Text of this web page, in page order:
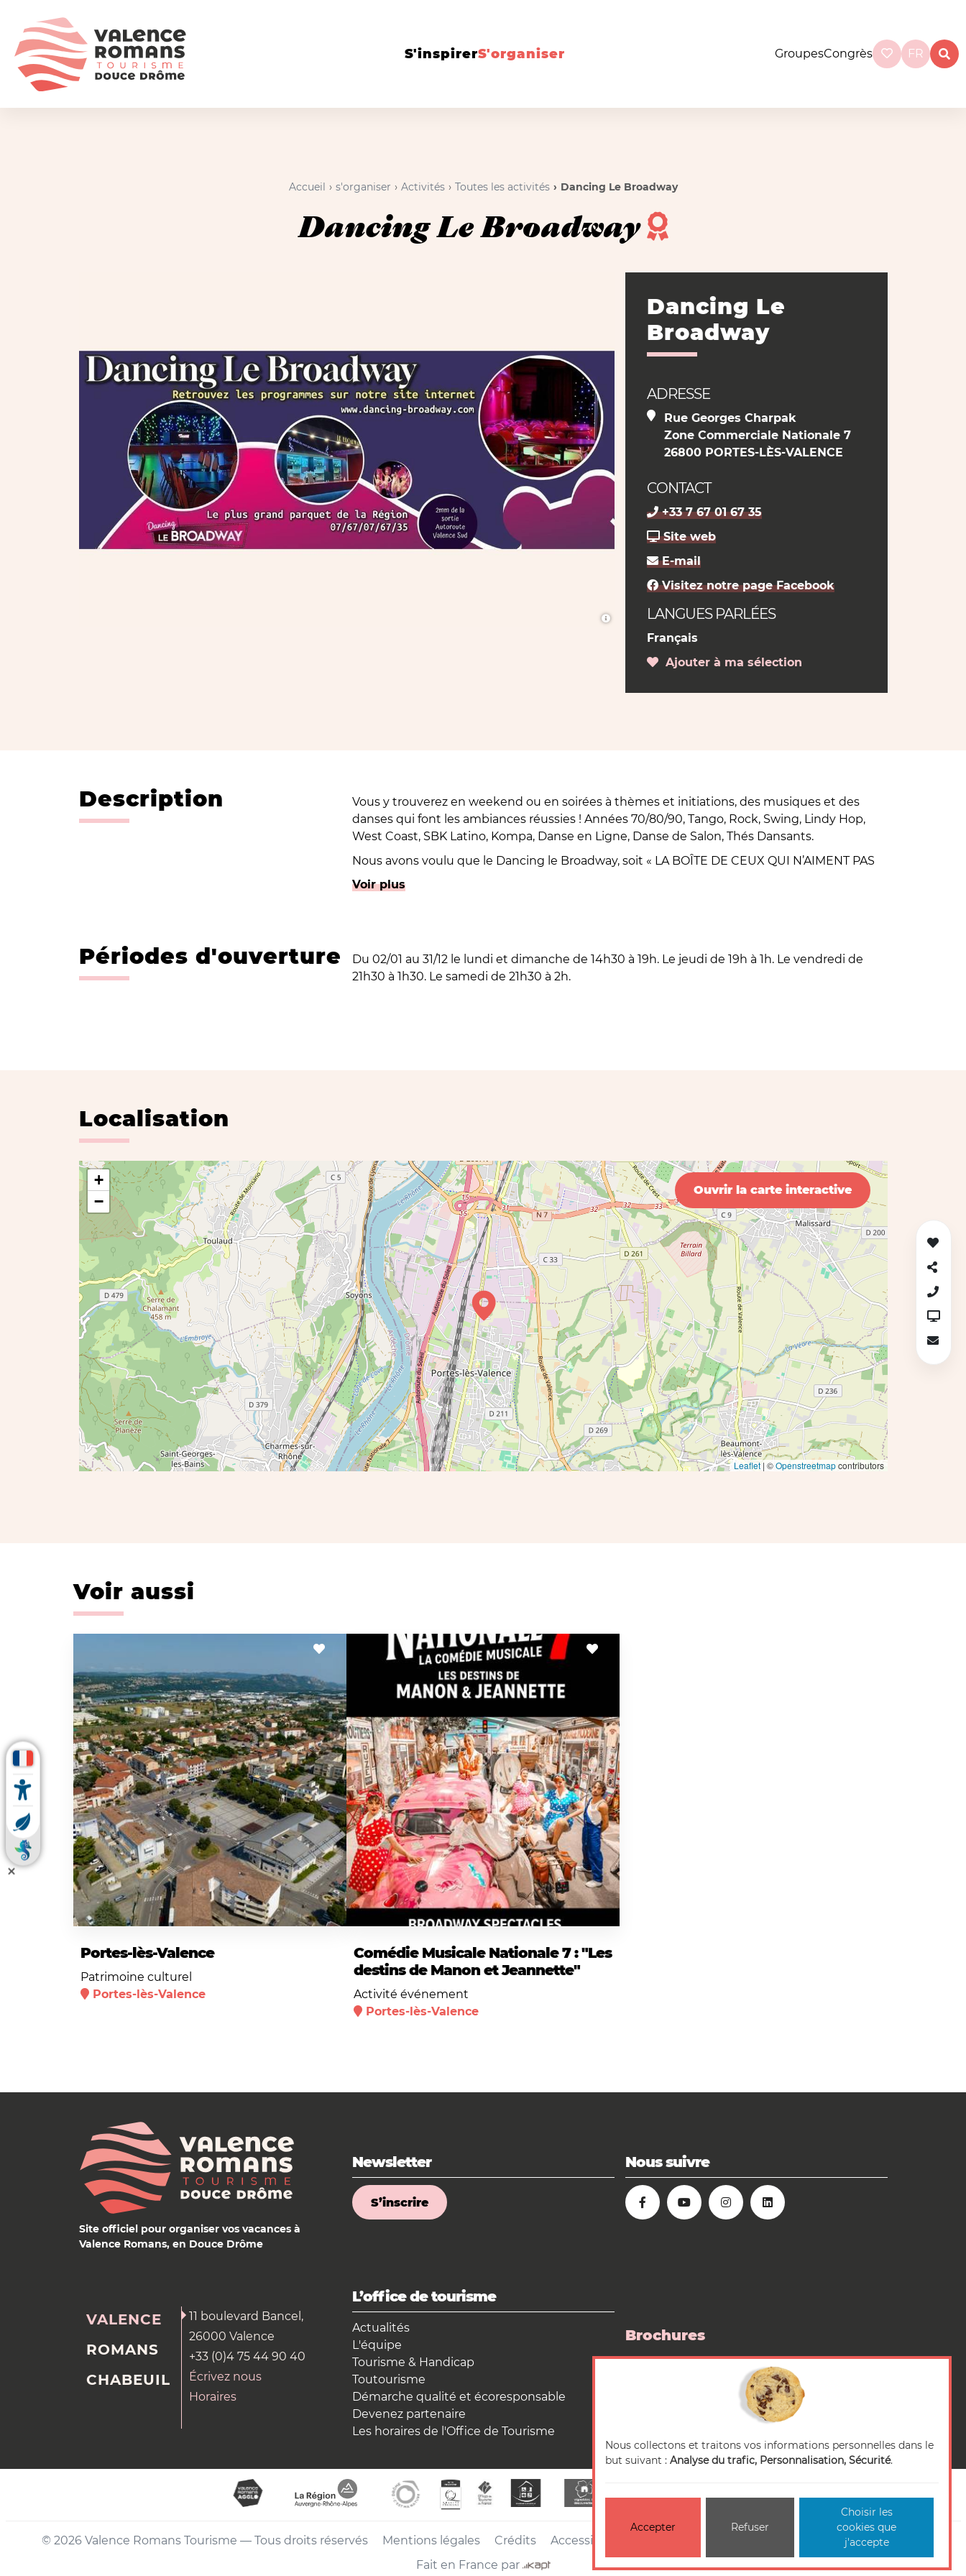
S'inspirerS'organiser GroupesCongrès FR
Accueil s'organiser Activités Toutes les activités Dancing Le Broadway
Dancing Le Broadway
Dancing Le
Broadway
ADRESSE
Rue Georges Charpak
Zone Commerciale Nationale 7
26800 PORTES-LÈS-VALENCE
CONTACT
+33 7 67 01 67 35
Site web
E-mail
Visitez notre page Facebook
LANGUES PARLÉES
Français
Ajouter à ma sélection
Description
Vous y trouverez en weekend ou en soirées à thèmes et initiations, des musiques et des
danses qui font les ambiances réussies ! Années 70/80/90, Tango, Rock, Swing, Lindy Hop,
West Coast, SBK Latino, Kompa, Danse en Ligne, Danse de Salon, Thés Dansants.
Nous avons voulu que le Dancing le Broadway, soit « LA BOÎTE DE CEUX QUI N’AIMENT PAS
LES BOÎTES » ! Le Dancing le Broadway est un endroit intergénérationnel (réservé aux plus
de 30 ans), chaleureux et convivial, pour les amoureux de la musique, de la danse, de la fête,
Voir plus
Périodes d'ouverture
Du 02/01 au 31/12 le lundi et dimanche de 14h30 à 19h. Le jeudi de 19h à 1h. Le vendredi de
21h30 à 1h30. Le samedi de 21h30 à 2h.
Localisation
Ouvrir la carte interactive
+
−
Leaflet| ©Openstreetmapcontributors
Voir aussi
Portes-lès-Valence
Patrimoine culturel
Portes-lès-Valence
Comédie Musicale Nationale 7 : "Les
destins de Manon et Jeannette"
Activité événement
Portes-lès-Valence
Site officiel pour organiser vos vacances à
Valence Romans, en Douce Drôme
Newsletter
S’inscrire
Nous suivre
VALENCE
ROMANS
CHABEUIL
11 boulevard Bancel,
26000 Valence
+33 (0)4 75 44 90 40
Écrivez nous
Horaires
L’office de tourisme
Actualités
L'équipe
Tourisme & Handicap
Toutourisme
Démarche qualité et écoresponsable
Devenez partenaire
Les horaires de l'Office de Tourisme
Brochures
La boutique
© 2026 Valence Romans Tourisme — Tous droits réservés Mentions légales Crédits Accessibilité : non-conforme
Plan du site
Fait en France par
Nous collectons et traitons vos informations personnelles dans le
but suivant : Analyse du trafic, Personnalisation, Sécurité.
Accepter Refuser
Choisir les
cookies que
j'accepte